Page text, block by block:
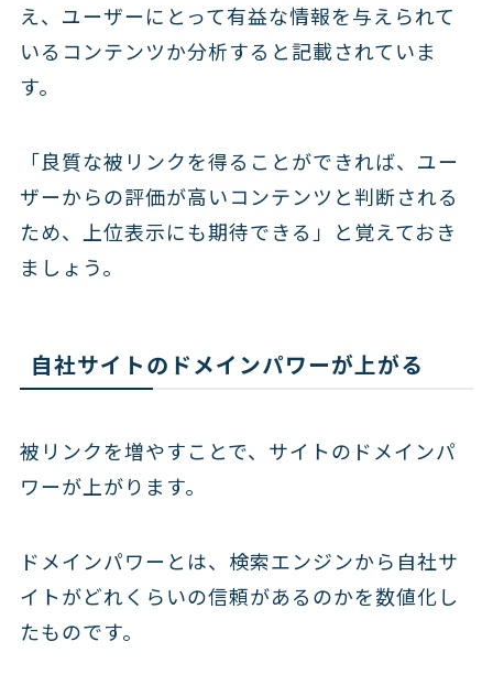
え、ユーザーにとって有益な情報を与えられて
いるコンテンツか分析すると記載されていま
す。
「良質な被リンクを得ることができれば、ユー
ザーからの評価が高いコンテンツと判断される
ため、上位表示にも期待できる」と覚えておき
ましょう。
自社サイトのドメインパワーが上がる
被リンクを増やすことで、サイトのドメインパ
ワーが上がります。
ドメインパワーとは、検索エンジンから自社サ
イトがどれくらいの信頼があるのかを数値化し
たものです。